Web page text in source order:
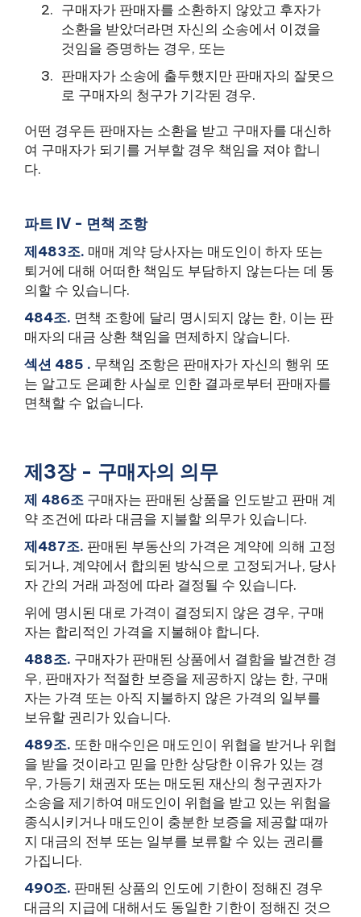
구매자가 판매자를 소환하지 않았고 후자가
소환을 받았더라면 자신의 소송에서 이겼을
것임을 증명하는 경우, 또는
판매자가 소송에 출두했지만 판매자의 잘못으
로 구매자의 청구가 기각된 경우.
어떤 경우든 판매자는 소환을 받고 구매자를 대신하
여 구매자가 되기를 거부할 경우 책임을 져야 합니
다.
파트 IV - 면책 조항
제483조. 매매 계약 당사자는 매도인이 하자 또는
퇴거에 대해 어떠한 책임도 부담하지 않는다는 데 동
의할 수 있습니다.
484조. 면책 조항에 달리 명시되지 않는 한, 이는 판
매자의 대금 상환 책임을 면제하지 않습니다.
섹션 485 . 무책임 조항은 판매자가 자신의 행위 또
는 알고도 은폐한 사실로 인한 결과로부터 판매자를
면책할 수 없습니다.
제3장 - 구매자의 의무
제 486조 구매자는 판매된 상품을 인도받고 판매 계
약 조건에 따라 대금을 지불할 의무가 있습니다.
제487조. 판매된 부동산의 가격은 계약에 의해 고정
되거나, 계약에서 합의된 방식으로 고정되거나, 당사
자 간의 거래 과정에 따라 결정될 수 있습니다.
위에 명시된 대로 가격이 결정되지 않은 경우, 구매
자는 합리적인 가격을 지불해야 합니다.
488조. 구매자가 판매된 상품에서 결함을 발견한 경
우, 판매자가 적절한 보증을 제공하지 않는 한, 구매
자는 가격 또는 아직 지불하지 않은 가격의 일부를
보유할 권리가 있습니다.
489조. 또한 매수인은 매도인이 위협을 받거나 위협
을 받을 것이라고 믿을 만한 상당한 이유가 있는 경
우, 가등기 채권자 또는 매도된 재산의 청구권자가
소송을 제기하여 매도인이 위협을 받고 있는 위험을
종식시키거나 매도인이 충분한 보증을 제공할 때까
지 대금의 전부 또는 일부를 보류할 수 있는 권리를
가집니다.
490조. 판매된 상품의 인도에 기한이 정해진 경우
대금의 지급에 대해서도 동일한 기한이 정해진 것으